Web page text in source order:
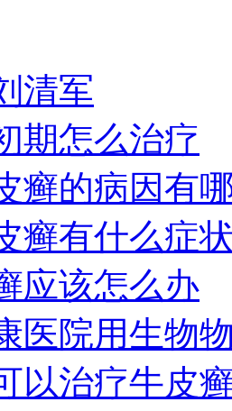
清军
期怎么治疗
癣的病因有
癣有什么症
应该怎么办
医院用生物
以治疗牛皮